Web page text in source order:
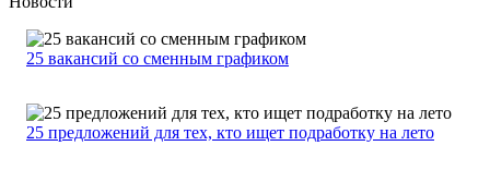
25 вакансий со сменным графиком
25 предложений для тех, кто ищет подработку на лето